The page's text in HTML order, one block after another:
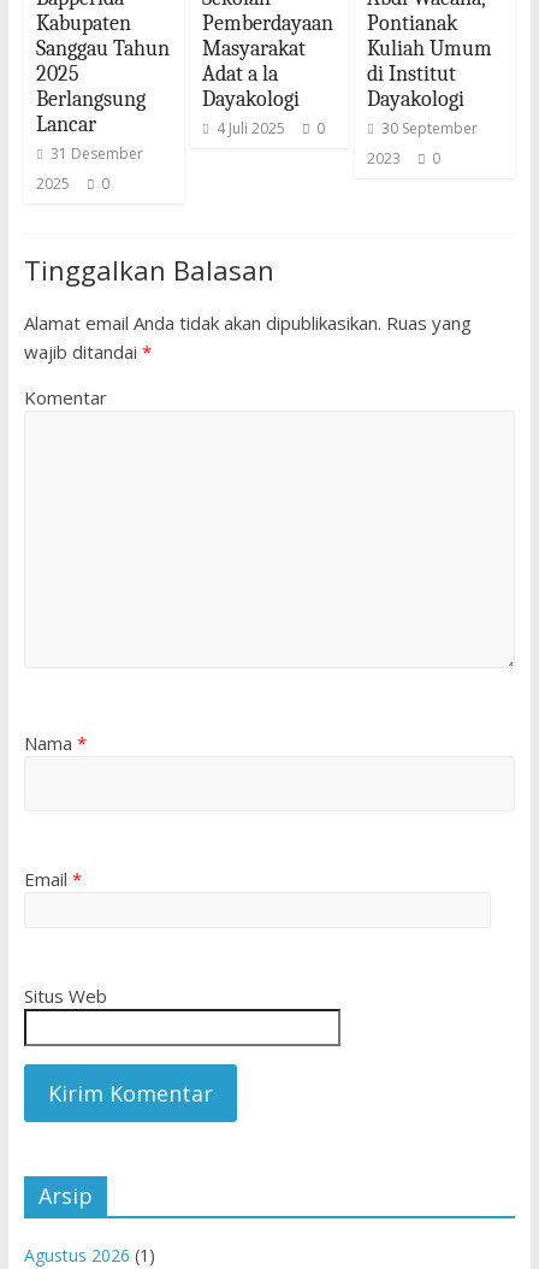
Kabupaten
Sanggau Tahun
2025
Berlangsung
Lancar
31 Desember
2025
0
Pemberdayaan
Masyarakat
Adat a la
Dayakologi
4 Juli 2025 0
Pontianak
Kuliah Umum
di Institut
Dayakologi
30 September
2023
0
Tinggalkan Balasan
Alamat email Anda tidak akan dipublikasikan. Ruas yang
wajib ditandai *
Komentar
Nama *
Email *
Situs Web
Arsip
Agustus 2026 (1)